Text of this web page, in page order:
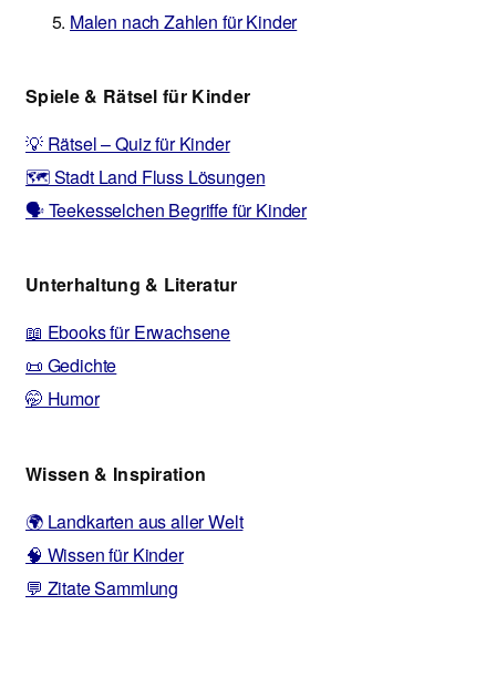
Malen nach Zahlen für Kinder
Spiele & Rätsel für Kinder
💡 Rätsel – Quiz für Kinder
🗺️ Stadt Land Fluss Lösungen
🗣️ Teekesselchen Begriffe für Kinder
Unterhaltung & Literatur
📖 Ebooks für Erwachsene
📜 Gedichte
🤭 Humor
Wissen & Inspiration
🌍 Landkarten aus aller Welt
🧠 Wissen für Kinder
💬 Zitate Sammlung